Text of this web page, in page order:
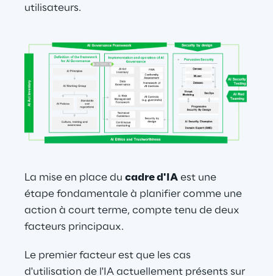
utilisateurs.
La mise en place du cadre d'IA est une
étape fondamentale à planifier comme une
action à court terme, compte tenu de deux
facteurs principaux.
Le premier facteur est que les cas
d'utilisation de l'IA actuellement présents sur